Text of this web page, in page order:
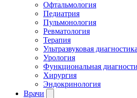
Офтальмология
Педиатрия
Пульмонология
Ревматология
Терапия
Ультразвуковая диагностика
Урология
Функциональная
Хирургия
Эндокринология
Врачи